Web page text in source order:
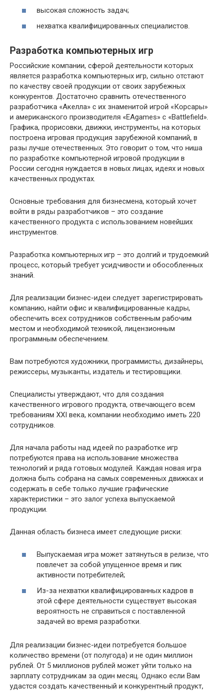
высокая сложность задач;
нехватка квалифицированных специалистов.
Разработка компьютерных игр
Российские компании, сферой деятельности которых
является разработка компьютерных игр, сильно отстают
по качеству своей продукции от своих зарубежных
конкурентов. Достаточно сравнить отечественного
разработчика «Акелла» с их знаменитой игрой «Корсары»
и американского производителя «EAgames» с «Battlefield».
Графика, прорисовки, движки, инструменты, на которых
построена игровая продукция зарубежной компаний, в
разы лучше отечественных. Это говорит о том, что ниша
по разработке компьютерной игровой продукции в
России сегодня нуждается в новых лицах, идеях и новых
качественных продуктах.
Основные требования для бизнесмена, который хочет
войти в ряды разработчиков – это создание
качественного продукта с использованием новейших
инструментов.
Разработка компьютерных игр – это долгий и трудоемкий
процесс, который требует усидчивости и обособленных
знаний.
Для реализации бизнес-идеи следует зарегистрировать
компанию, найти офис и квалифицированные кадры,
обеспечить всех сотрудников собственным рабочим
местом и необходимой техникой, лицензионным
программным обеспечением.
Вам потребуются художники, программисты, дизайнеры,
режиссеры, музыканты, издатель и тестировщики.
Специалисты утверждают, что для создания
качественного игрового продукта, отвечающего всем
требованиям XXI века, компании необходимо иметь 220
сотрудников.
Для начала работы над идеей по разработке игр
потребуются права на использование множества
технологий и ряда готовых модулей. Каждая новая игра
должна быть собрана на самых современных движках и
содержать в себе только лучшие графические
характеристики – это залог успеха выпускаемой
продукции.
Данная область бизнеса имеет следующие риски:
Выпускаемая игра может затянуться в релизе, что
повлечет за собой упущенное время и пик
активности потребителей;
Из-за нехватки квалифицированных кадров в
этой сфере деятельности существует высокая
вероятность не справиться с поставленной
задачей во время разработки.
Для реализации бизнес-идеи потребуется большое
количество времени (от полугода) и не один миллион
рублей. От 5 миллионов рублей может уйти только на
зарплату сотрудникам за один месяц. Однако если Вам
удастся создать качественный и конкурентный продукт,